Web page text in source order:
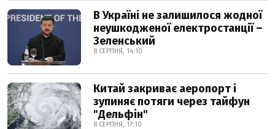
В Україні не залишилося жодної
неушкодженої електростанції –
Зеленський
8 СЕРПНЯ, 14:10
Китай закриває аеропорт і
зупиняє потяги через тайфун
"Дельфін"
8 СЕРПНЯ, 17:10